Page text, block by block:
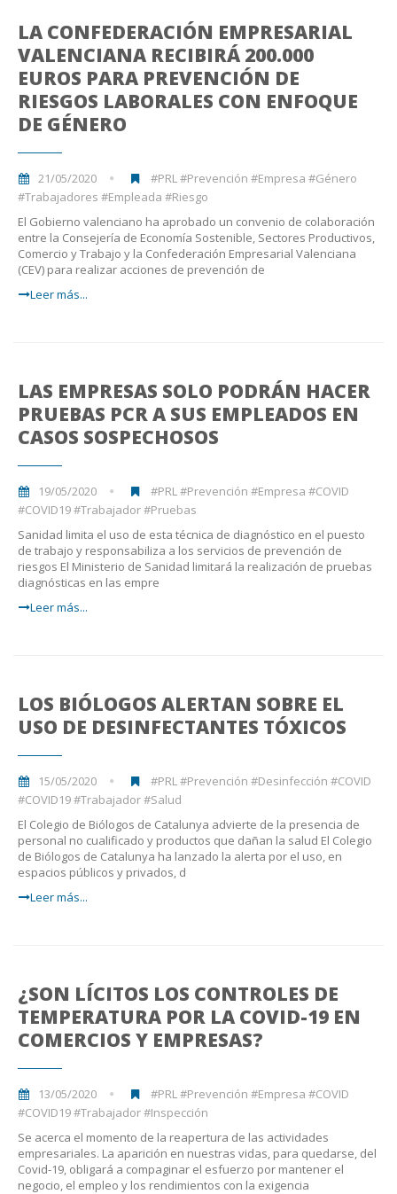
LA CONFEDERACIÓN EMPRESARIAL
VALENCIANA RECIBIRÁ 200.000
EUROS PARA PREVENCIÓN DE
RIESGOS LABORALES CON ENFOQUE
DE GÉNERO
21/05/2020
#PRL #Prevención #Empresa #Género
#Trabajadores #Empleada #Riesgo
El Gobierno valenciano ha aprobado un convenio de colaboración
entre la Consejería de Economía Sostenible, Sectores Productivos,
Comercio y Trabajo y la Confederación Empresarial Valenciana
(CEV) para realizar acciones de prevención de
Leer más...
LAS EMPRESAS SOLO PODRÁN HACER
PRUEBAS PCR A SUS EMPLEADOS EN
CASOS SOSPECHOSOS
19/05/2020
#PRL #Prevención #Empresa #COVID
#COVID19 #Trabajador #Pruebas
Sanidad limita el uso de esta técnica de diagnóstico en el puesto
de trabajo y responsabiliza a los servicios de prevención de
riesgos El Ministerio de Sanidad limitará la realización de pruebas
diagnósticas en las empre
Leer más...
LOS BIÓLOGOS ALERTAN SOBRE EL
USO DE DESINFECTANTES TÓXICOS
15/05/2020
#PRL #Prevención #Desinfección #COVID
#COVID19 #Trabajador #Salud
El Colegio de Biólogos de Catalunya advierte de la presencia de
personal no cualificado y productos que dañan la salud El Colegio
de Biólogos de Catalunya ha lanzado la alerta por el uso, en
espacios públicos y privados, d
Leer más...
¿SON LÍCITOS LOS CONTROLES DE
TEMPERATURA POR LA COVID-19 EN
COMERCIOS Y EMPRESAS?
13/05/2020
#PRL #Prevención #Empresa #COVID
#COVID19 #Trabajador #Inspección
Se acerca el momento de la reapertura de las actividades
empresariales. La aparición en nuestras vidas, para quedarse, del
Covid-19, obligará a compaginar el esfuerzo por mantener el
negocio, el empleo y los rendimientos con la exigencia